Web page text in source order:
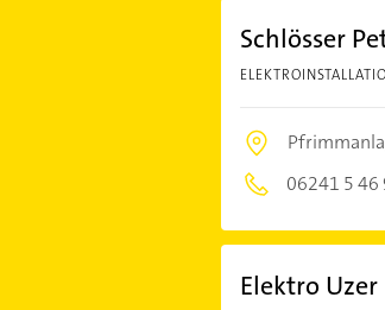
Schlösser
06241 5 46
Elektro Uzer